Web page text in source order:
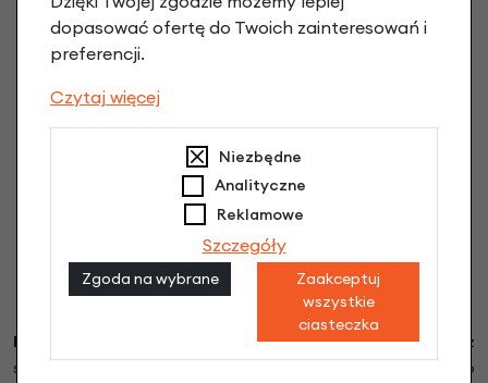
Blokada tylnego koła AXA Defender.Legendarne już
stacjonarne zabezpieczenie holenderskiego producenta to
dopasować ofertę do Twoich zainteresowań i
preferencji.
Czytaj więcej
Niezbędne
Analityczne
Reklamowe
Szczegóły
Zgoda na wybrane
Zaakceptuj
wszystkie
ciasteczka